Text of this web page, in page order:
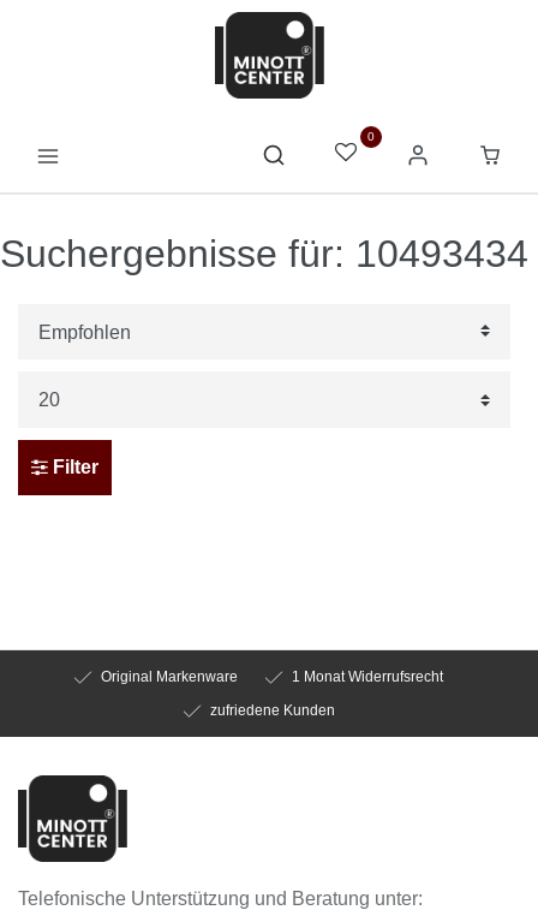
0
Suchergebnisse für: 10493434
Filter
Original Markenware
1 Monat Widerrufsrecht
zufriedene Kunden
Telefonische Unterstützung und Beratung unter: